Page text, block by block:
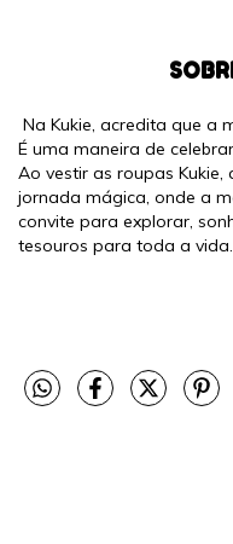
Na Kukie, acredita que a
É uma maneira de
Ao vestir as roupas Kukie,
jornada mágica, onde a
convite para explorar,
tesouros para toda a vida.